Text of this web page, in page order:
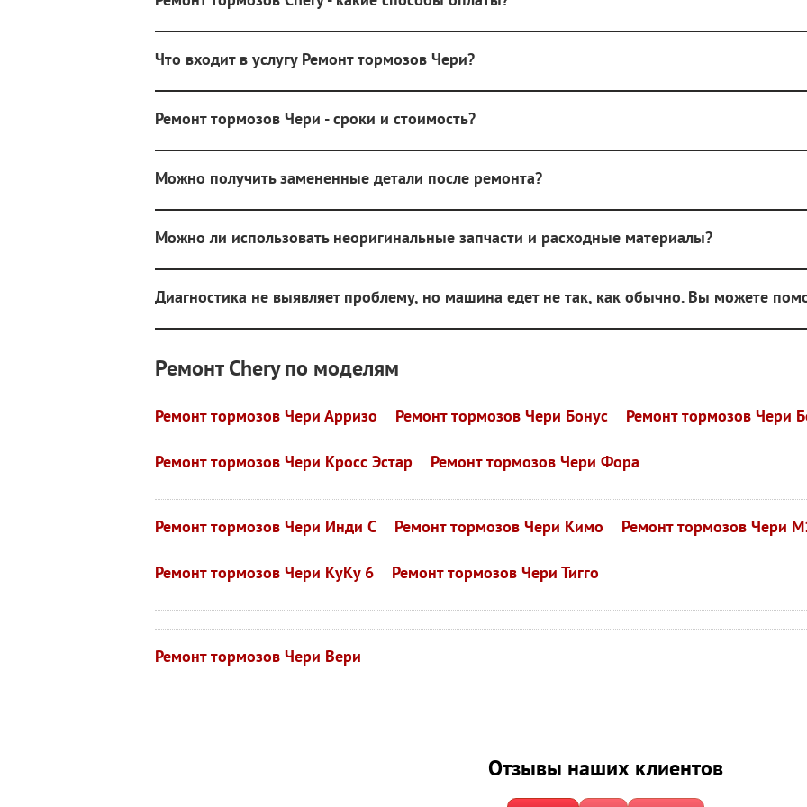
Что входит в услугу Ремонт тормозов Чери?
Ремонт тормозов Чери - сроки и стоимость?
Можно получить замененные детали после ремонта?
Можно ли использовать неоригинальные запчасти и расходные материалы?
Диагностика не выявляет проблему, но машина едет не так, как обычно. Вы можете
Ремонт Chery по моделям
Ремонт тормозов Чери Арризо Ремонт тормозов Чери Бонус Ремонт тормозов Чери
Ремонт тормозов Чери Кросс Эстар Ремонт тормозов Чери Фора
Ремонт тормозов Чери Инди С Ремонт тормозов Чери Кимо Ремонт тормозов Чери
Ремонт тормозов Чери КуКу 6 Ремонт тормозов Чери Тигго
Ремонт тормозов Чери Вери
Отзывы наших клиентов